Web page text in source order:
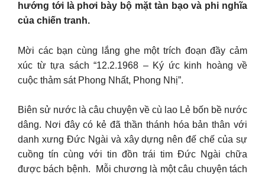
hướng tới là phơi bày bộ mặt tàn bạo và phi nghĩa
của chiến tranh.
Mời các bạn cùng lắng ghe một trích đoạn đầy cảm
xúc từ tựa sách “12.2.1968 – Ký ức kinh hoàng về
cuộc thảm sát Phong Nhất, Phong Nhị”.
Biên sử nước là câu chuyện về cù lao Lẻ bốn bề nước
dâng. Nơi đây có kẻ đã thần thánh hóa bản thân với
danh xưng Đức Ngài và xây dựng nên đế chế của sự
cuồng tín cùng với tin đồn trái tim Đức Ngài chữa
được bách bệnh. Mỗi chương là một câu chuyện tách